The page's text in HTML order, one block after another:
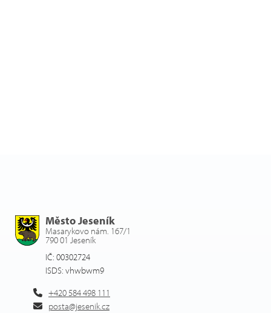
Město Jeseník
Masarykovo nám. 167/1
790 01 Jeseník
IČ: 00302724
ISDS: vhwbwm9
+420 584 498 111
posta@jesenik.cz